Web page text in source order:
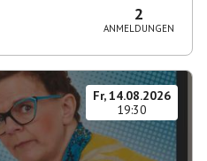
2
ANMELDUNGEN
Fr, 14.08.2026
19:30